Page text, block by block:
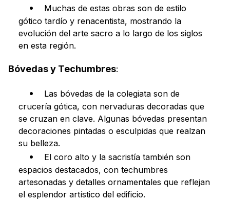
Muchas de estas obras son de estilo
gótico tardío y renacentista, mostrando la
evolución del arte sacro a lo largo de los siglos
en esta región.
Bóvedas y Techumbres:
Las bóvedas de la colegiata son de
crucería gótica, con nervaduras decoradas que
se cruzan en clave. Algunas bóvedas presentan
decoraciones pintadas o esculpidas que realzan
su belleza.
El coro alto y la sacristía también son
espacios destacados, con techumbres
artesonadas y detalles ornamentales que reflejan
el esplendor artístico del edificio.